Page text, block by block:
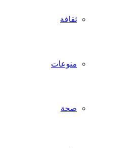
ثقافة
منوعات
صحة